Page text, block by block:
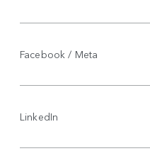
Facebook / Meta
LinkedIn